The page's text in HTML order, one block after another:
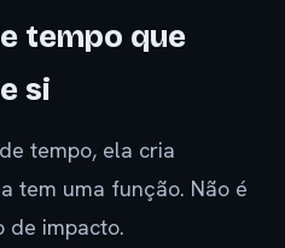
tempo que
si
tempo, ela cria
tem uma função. Não é
de impacto.